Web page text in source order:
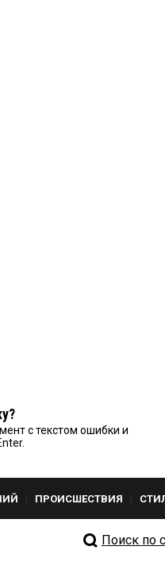
с текстом ошибки и
ПРОИСШЕСТВИЯ
Поиск по